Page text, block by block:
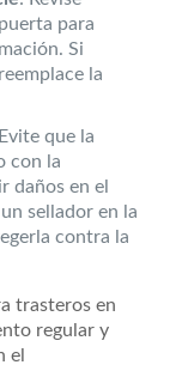
para
Si
la
que la
con la
daños en el
sellador en la
contra la
trasteros en
regular y
el